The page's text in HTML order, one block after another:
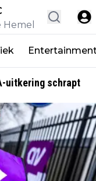
uitkering schrapt